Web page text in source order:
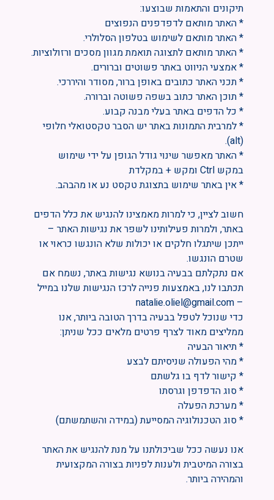
תיקונים והתאמות שבוצעו:
* האתר מותאם לדפדפנים הנפוצים
* האתר מותאם לשימוש בטלפון הסלולרי.
* האתר מותאם לתצוגה תואמת מגוון מסכים ורזולוציות.
* אמצעי הניווט באתר פשוטים וברורים.
* תכני האתר כתובים באופן ברור, מסודר והיררכי.
* תוכן האתר כתוב בשפה פשוטה וברורה.
* כל הדפים באתר בעלי מבנה קבוע.
* למרבית התמונות באתר יש הסבר טקסטואלי חלופי
(alt).
* האתר מאפשר שינוי גודל הגופן על ידי שימוש
במקש Ctrl ומקש + במקלדת
* אין באתר שימוש בתצוגת טקסט נע או מהבהב.
חשוב לציין, כי למרות מאמצינו להנגיש את כלל הדפים
באתר, ולמרות פעילותינו לשפר את נגישות האתר –
ייתכן שיתגלו חלקים או יכולות שלא הונגשו כראוי או
שטרם הונגשו.
אם נתקלתם בבעיה בנושא נגישות באתר, נשמח אם
תכתבו לנו, באמצעות פנייה לרכז הנגישות שלנו במייל
– natalie.oliel@gmail.com
כדי שנוכל לטפל בבעיה בדרך הטובה ביותר, אנו
ממליצים מאוד לצרף פרטים מלאים ככל שניתן:
* תיאור הבעיה
* מהי הפעולה שניסיתם לבצע
* קישור לדף בו גלשתם
* סוג הדפדפן וגרסתו
* מערכת הפעלה
* סוג הטכנולוגיה המסייעת (במידה והשתמשתם)
אנו נעשה ככל שביכולתנו על מנת להנגיש את האתר
בצורה המיטבית ולענות לפניות בצורה המקצועית
והמהירה ביותר.